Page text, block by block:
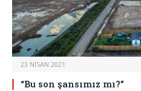
23 NISAN 2021
“Bu son şansımız mı?”